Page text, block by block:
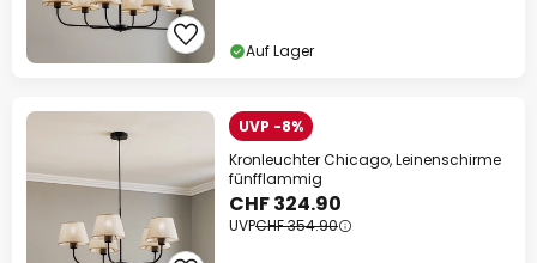
Auf Lager
UVP -8%
Kronleuchter Chicago, Leinenschirme
fünfflammig
CHF 324.90
UVPCHF 354.90